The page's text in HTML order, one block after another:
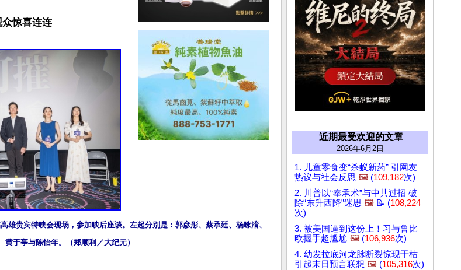
惊喜连连
雄贵宾特映会现场，参加映后座谈。左起分别是：郭彦彤、蔡承廷、杨咏淯、
黄于亭与陈怡年。（郑顺利／大纪元）
近期最受欢迎的文章
2026年6月2日
1. 儿童零食变“杀蚁新药” 引网友
热议与社会反思 🖼️ (109,182次)
2. 川普以“奉承术”与中共过招 破
除“东升西降”迷思 🖼️ 📝 (108,224
次)
3. 被美国逼到这份上！习与鲁比
欧握手超尴尬 🖼️ (106,936次)
4. 幼发拉底河龙脉断裂惊现干枯
引起末日预言联想 🖼️ (105,316次)